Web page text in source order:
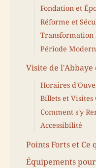
Fondation et
Réforme et
Transformation
Période
Visite de l'Abbaye
Horaires
Billets et Visites
Comment s'y
Accessibilité
Points Forts et Ce
Équipements